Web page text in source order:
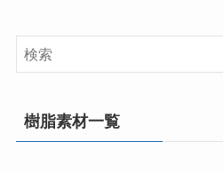
樹脂素材一覧